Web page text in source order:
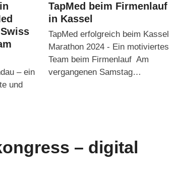
– ein
und
TapMed beim Firmenlauf
in Kassel
TapMed erfolgreich beim Kassel
Marathon 2024 - Ein motiviertes
Team beim Firmenlauf Am
vergangenen Samstag…
– digital